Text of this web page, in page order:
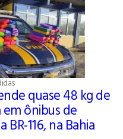
quase 48 kg de
ônibus de
BR-116, na Bahia